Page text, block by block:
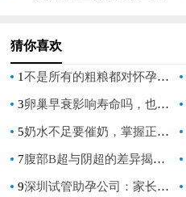
猜你喜欢
1不是所有的粗粮都对怀孕的妈妈有好处能吃不能吃清单奉上
3卵巢早衰影响寿命吗，也许这几种方法能帮助你！
5奶水不足要催奶，掌握正确方法有必要
7腹部B超与阴超的差异揭秘，了解正规操作保证身体无伤害！
9深圳试管助孕公司：家长如何给四个月宝宝补钙锌，必须知道这些！